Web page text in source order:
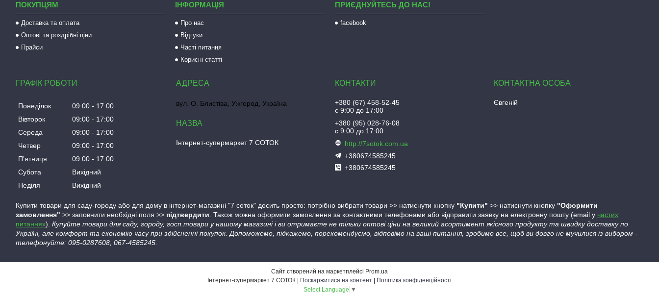
ПОКУПЦЯМ
Доставка та оплата
Оптові та роздрібні ціни
Прайси
ІНФОРМАЦІЯ
Про нас
Відгуки
Часті питання
Корисні статті
ПРИЄДНУЙТЕСЬ ДО НАС!
facebook
ГРАФІК РОБОТИ
Понеділок 09:00
17:00
Вівторок
09:00
17:00
Середа
09:00
17:00
Четвер
09:00
17:00
Пʼятниця
09:00
17:00
Субота
Вихідний
Неділя
Вихідний
вул. О. Блистіва, Ужгород, Україна
Інтернет-супермаркет 7 СОТОК
+380 (67) 458-52-45
с 9:00 до 17:00
+380 (95) 028-76-08
с 9:00 до 17:00
http://7sotok.com.ua
+380674585245
+380674585245
Євгеній
Купити товари для саду-городу або для дому в інтернет-магазині "7 соток" досить просто: потрібно вибрати товари >> натиснути кнопку "Купити" >> натиснути кнопку "Оформити
замовлення" >> заповнити необхідні поля >> підтвердити. Також можна оформити замовлення за контактними телефонами або відправити заявку на електронну пошту (email у частих
питаннях). Купуйте товари для саду, городу, госп.товари у нашому магазині і ви отримаєте не тільки оптові ціни на великий асортимент якісного продукту та швидку доставку по
Україні, але комфорт та економію часу при здійсненні покупок. Допоможемо, підкажемо, порекомендуємо, відповімо на ваші питання, зробимо все, щоб ви довго не мучилися із вибором -
телефонуйте: 095-0287608, 067-4585245.
Сайт створений на маркетплейсі Prom.ua
Поскаржитися на контент
Політика конфіденційності
Select Language ▼